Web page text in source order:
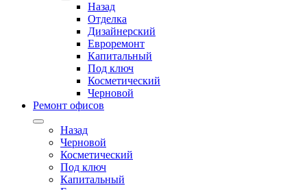
Назад
Отделка
Дизайнерский
Евроремонт
Капитальный
Под ключ
Косметический
Черновой
Ремонт офисов
Назад
Черновой
Косметический
Под ключ
Капитальный